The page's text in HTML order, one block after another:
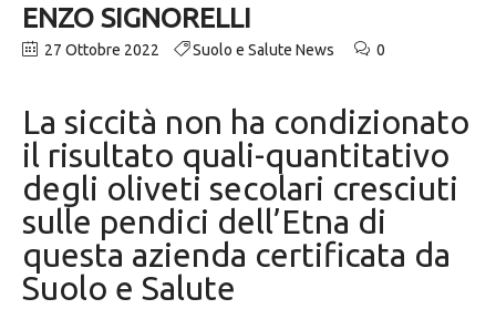
ENZO SIGNORELLI
27 Ottobre 2022 Suolo e Salute News 0
La siccità non ha condizionato
il risultato quali-quantitativo
degli oliveti secolari cresciuti
sulle pendici dell’Etna di
questa azienda certificata da
Suolo e Salute